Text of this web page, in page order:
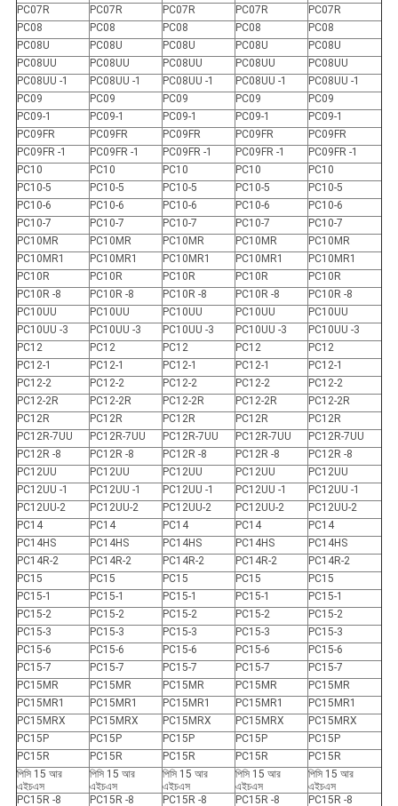
PC07R
PC07R PC07R PC07R
PC07R
PC08
PC08 PC08 PC08
PC08
PC08U
PC08U PC08U PC08U
PC08U
PC08UU
PC08UU PC08UU PC08UU
PC08UU
PC08UU -1
PC08UU -1 PC08UU -1 PC08UU -1
PC08UU -1
PC09
PC09 PC09 PC09
PC09
PC09-1
PC09-1 PC09-1 PC09-1
PC09-1
PC09FR
PC09FR PC09FR PC09FR
PC09FR
PC09FR -1
PC09FR -1 PC09FR -1 PC09FR -1
PC09FR -1
PC10
PC10 PC10 PC10
PC10
PC10-5
PC10-5 PC10-5 PC10-5
PC10-5
PC10-6
PC10-6 PC10-6 PC10-6
PC10-6
PC10-7
PC10-7 PC10-7 PC10-7
PC10-7
PC10MR
PC10MR PC10MR PC10MR
PC10MR
PC10MR1
PC10MR1 PC10MR1 PC10MR1
PC10MR1
PC10R
PC10R PC10R PC10R
PC10R
PC10R -8
PC10R -8 PC10R -8 PC10R -8
PC10R -8
PC10UU
PC10UU PC10UU PC10UU
PC10UU
PC10UU -3
PC10UU -3 PC10UU -3 PC10UU -3
PC10UU -3
PC12
PC12 PC12 PC12
PC12
PC12-1
PC12-1 PC12-1 PC12-1
PC12-1
PC12-2
PC12-2 PC12-2 PC12-2
PC12-2
PC12-2R
PC12-2R PC12-2R PC12-2R
PC12-2R
PC12R
PC12R PC12R PC12R
PC12R
PC12R-7UU
PC12R-7UU PC12R-7UU PC12R-7UU
PC12R-7UU
PC12R -8
PC12R -8 PC12R -8 PC12R -8
PC12R -8
PC12UU
PC12UU PC12UU PC12UU
PC12UU
PC12UU -1
PC12UU -1 PC12UU -1 PC12UU -1
PC12UU -1
PC12UU-2
PC12UU-2 PC12UU-2 PC12UU-2
PC12UU-2
PC14
PC14 PC14 PC14
PC14
PC14HS
PC14HS PC14HS PC14HS
PC14HS
PC14R-2
PC14R-2 PC14R-2 PC14R-2
PC14R-2
PC15
PC15 PC15 PC15
PC15
PC15-1
PC15-1 PC15-1 PC15-1
PC15-1
PC15-2
PC15-2 PC15-2 PC15-2
PC15-2
PC15-3
PC15-3 PC15-3 PC15-3
PC15-3
PC15-6
PC15-6 PC15-6 PC15-6
PC15-6
PC15-7
PC15-7 PC15-7 PC15-7
PC15-7
PC15MR
PC15MR PC15MR PC15MR
PC15MR
PC15MR1
PC15MR1 PC15MR1 PC15MR1
PC15MR1
PC15MRX
PC15MRX PC15MRX PC15MRX
PC15MRX
PC15P
PC15P PC15P PC15P
PC15P
PC15R
PC15R PC15R PC15R
PC15R
পিসি 15 আর
এইচএস
পিসি 15 আর
এইচএস
পিসি 15 আর
এইচএস
পিসি 15 আর
এইচএস
পিসি 15 আর
এইচএস
PC15R -8
PC15R -8 PC15R -8 PC15R -8 PC15R -8